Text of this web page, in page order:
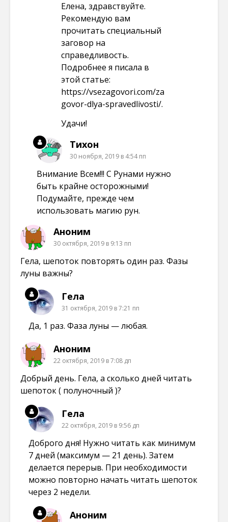
Елена, здравствуйте.
Рекомендую вам
прочитать специальный
заговор на
справедливость.
Подробнее я писала в
этой статье:
https://vsezagovori.com/za
govor-dlya-spravedlivosti/.
Удачи!
Тихон
30 ноября, 2019 в 4:54 пп
Внимание Всем!!! С Рунами нужно
быть крайне осторожными!
Подумайте, прежде чем
использовать магию рун.
Аноним
30 октября, 2019 в 9:13 пп
Гела, шепоток повторять один раз. Фазы
луны важны?
Гела
31 октября, 2019 в 7:21 пп
Да, 1 раз. Фаза луны — любая.
Аноним
22 октября, 2019 в 7:08 дп
Добрый день. Гела, а сколько дней читать
шепоток ( полуночный )?
Гела
22 октября, 2019 в 9:56 дп
Доброго дня! Нужно читать как минимум
7 дней (максимум — 21 день). Затем
делается перерыв. При необходимости
можно повторно начать читать шепоток
через 2 недели.
Аноним